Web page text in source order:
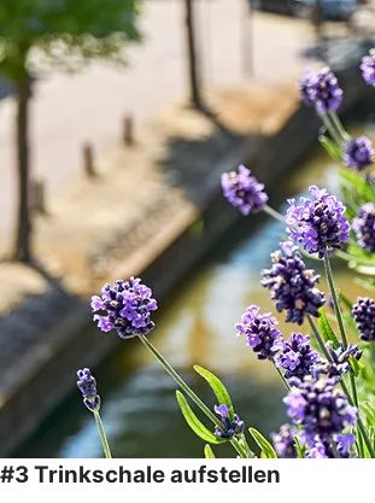
#3 Trinkschale aufstellen